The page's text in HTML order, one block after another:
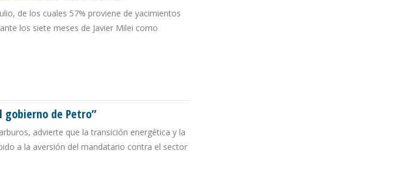
de los cuales 57% proviene de yacimientos
los siete meses de Javier Milei como
de Petro”
advierte que la transición energética y la
a la aversión del mandatario contra el sector